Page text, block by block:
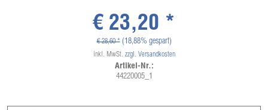
€ 23,20 *
€ 28,60 * (18,88% gespart)
inkl. MwSt. zzgl. Versandkosten
Artikel-Nr.:
44220005_1